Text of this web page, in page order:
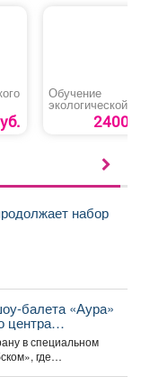
Обучение
экологической
безопасности
обращении с
2400
набор
балета «Аура»
центра
международном
в
в специальном
где